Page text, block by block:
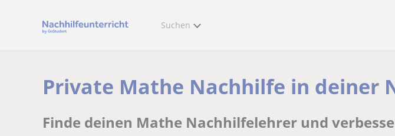
Suchen
Private Mathe Nachhilfe in deiner
Finde deinen Mathe Nachhilfelehrer und